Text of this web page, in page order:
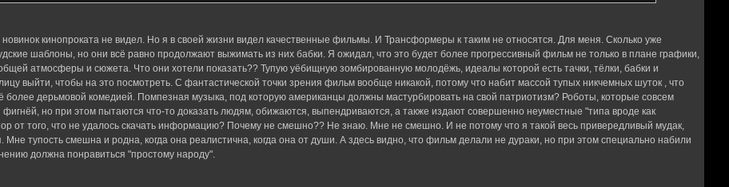
кинопроката не видел. Но я в своей жизни видел качественные фильмы. И Трансформеры к таким не относятся. Для меня. Сколько уже
шаблоны, но они всё равно продолжают выжимать из них бабки. Я ожидал, что это будет более прогрессивный фильм не только в плане графики,
атмосферы и сюжета. Что они хотели показать?? Тупую уёбищную зомбированную молодёжь, идеалы которой есть тачки, тёлки, бабки и
выйти, чтобы на это посмотреть. С фантастической точки зрения фильм вообще никакой, потому что набит массой тупых никчемных шуток , что
более дерьмовой комедией. Помпезная музыка, под которую американцы должны мастурбировать на свой патриотизм? Роботы, которые совсем
но при этом пытаются что-то доказать людям, обижаются, выпендриваются, а также издают совершенно неуместные "типа вроде как
от того, что не удалось скачать информацию? Почему не смешно?? Не знаю. Мне не смешно. И не потому что я такой весь привередливый мудак,
Мне тупость смешна и родна, когда она реалистична, когда она от души. А здесь видно, что фильм делали не дураки, но при этом специально набили
должна понравиться "простому народу".